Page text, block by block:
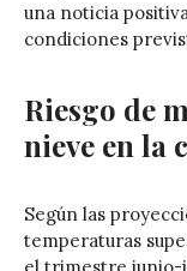
una noticia
condiciones
Riesgo de
nieve en la
Según las
temperaturas